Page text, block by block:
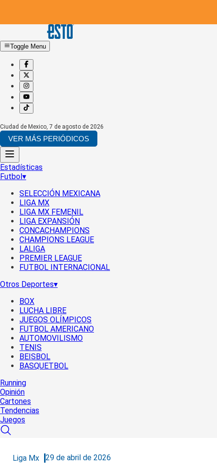
Toggle Menu
Ciudad de Mexico, 7 de agosto de 2026
VER MÁS PERIÓDICOS
Estadísticas
Futbol▾
SELECCIÓN MEXICANA
LIGA MX
LIGA MX FEMENIL
LIGA EXPANSIÓN
CONCACHAMPIONS
CHAMPIONS LEAGUE
LALIGA
PREMIER LEAGUE
FUTBOL INTERNACIONAL
Otros Deportes▾
BOX
LUCHA LIBRE
JUEGOS OLÍMPICOS
FUTBOL AMERICANO
AUTOMOVILISMO
TENIS
BEISBOL
BASQUETBOL
Running
Opinión
Cartones
Tendencias
Juegos
Liga Mx 29 de abril de 2026